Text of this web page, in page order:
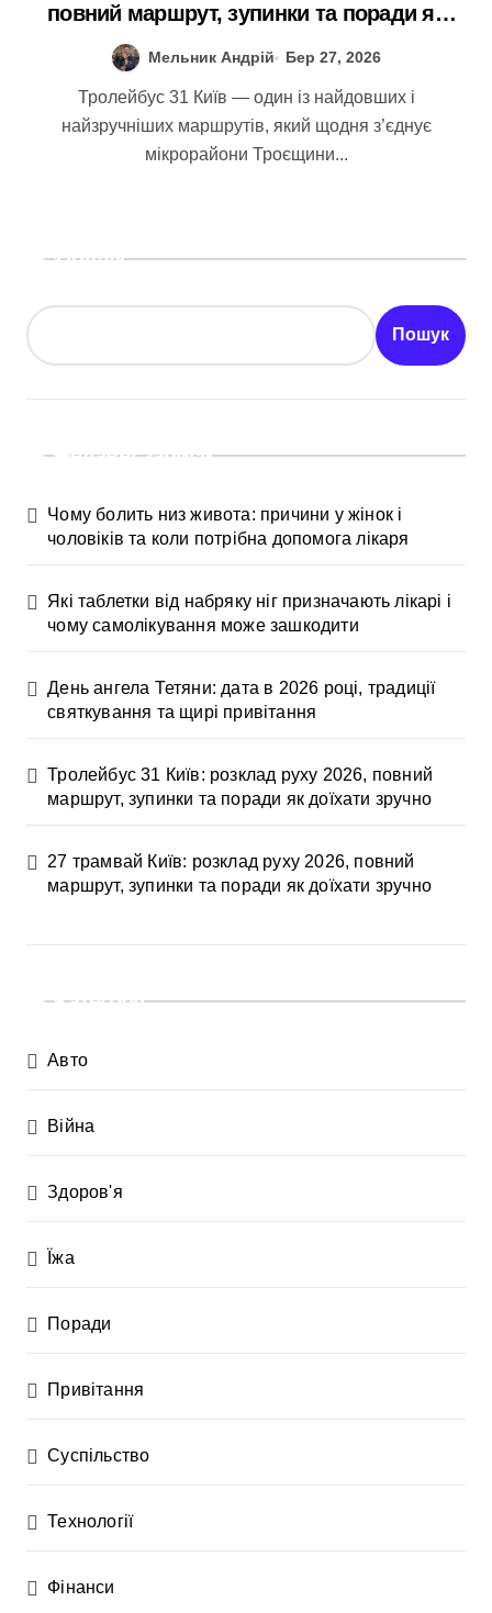
повний маршрут, зупинки та поради як
Мельник Андрій Бер 27, 2026
Тролейбус 31 Київ — один із найдовших і
найзручніших маршрутів, який щодня з’єднує
мікрорайони Троєщини...
Пошук
Пошук
Недавні записи
Чому болить низ живота: причини у жінок і
чоловіків та коли потрібна допомога лікаря
Які таблетки від набряку ніг призначають лікарі і
чому самолікування може зашкодити
День ангела Тетяни: дата в 2026 році, традиції
святкування та щирі привітання
Тролейбус 31 Київ: розклад руху 2026, повний
маршрут, зупинки та поради як доїхати зручно
27 трамвай Київ: розклад руху 2026, повний
маршрут, зупинки та поради як доїхати зручно
Категорії
Авто
Війна
Здоров'я
Їжа
Поради
Привітання
Суспільство
Технології
Фінанси